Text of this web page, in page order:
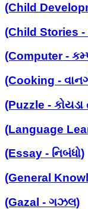
(Child
(Child Stories -
(Computer -
(Cooking -
(Puzzle -
(Language
(Essay - નિબંધો)
(General
(Gazal - ગઝલ)